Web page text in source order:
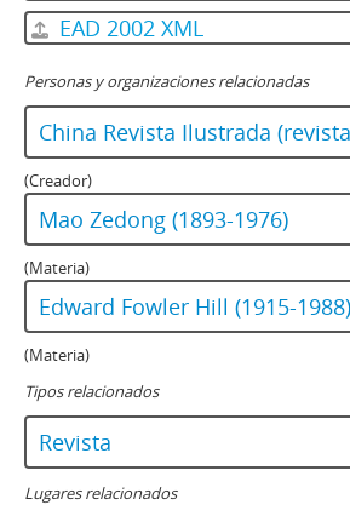
EAD 2002 XML
Personas y organizaciones relacionadas
China Revista Ilustrada
(Creador)
Mao Zedong (1893-1976)
(Materia)
Edward Fowler Hill (1915-1988)
(Materia)
Tipos relacionados
Revista
Lugares relacionados